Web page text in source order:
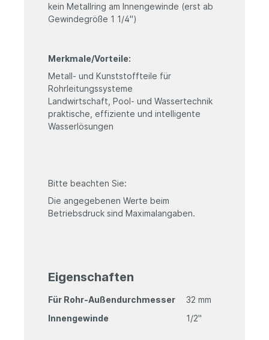
kein Metallring am Innengewinde (erst ab
Gewindegröße 1 1/4")
Merkmale/Vorteile:
Metall- und Kunststoffteile für
Rohrleitungssysteme
Landwirtschaft, Pool- und Wassertechnik
praktische, effiziente und intelligente
Wasserlösungen
Bitte beachten Sie:
Die angegebenen Werte beim
Betriebsdruck sind Maximalangaben.
Eigenschaften
Für Rohr-Außendurchmesser
32 mm
Innengewinde
1/2"